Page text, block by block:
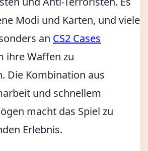
Modi und Karten, und viele
an CS2 Cases
ihre Waffen zu
Die Kombination aus
und schnellem
macht das Spiel zu
Erlebnis.